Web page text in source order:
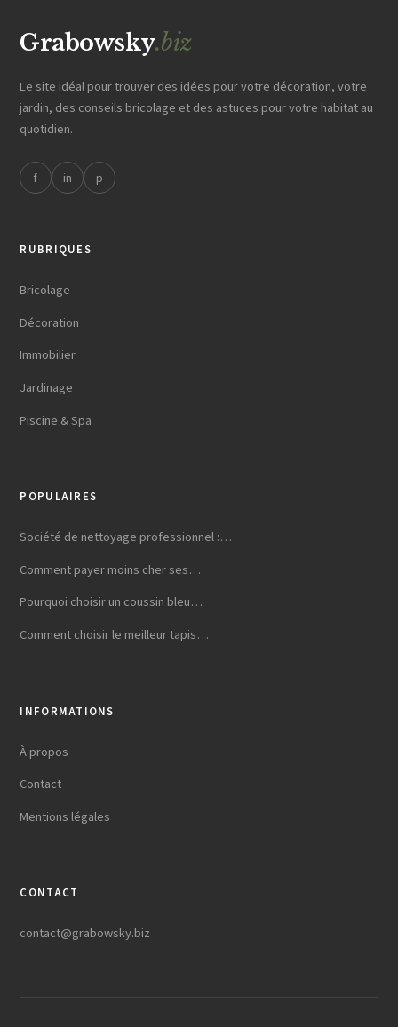
Grabowsky.biz
Le site idéal pour trouver des idées pour votre décoration, votre
jardin, des conseils bricolage et des astuces pour votre habitat au
quotidien.
f in p
RUBRIQUES
Bricolage
Décoration
Immobilier
Jardinage
Piscine & Spa
POPULAIRES
Société de nettoyage professionnel :…
Comment payer moins cher ses…
Pourquoi choisir un coussin bleu…
Comment choisir le meilleur tapis…
INFORMATIONS
À propos
Contact
Mentions légales
CONTACT
contact@grabowsky.biz